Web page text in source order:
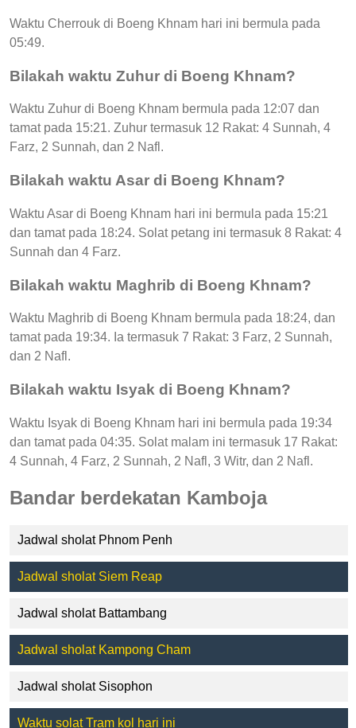
Waktu Cherrouk di Boeng Khnam hari ini bermula pada
05:49.
Bilakah waktu Zuhur di Boeng Khnam?
Waktu Zuhur di Boeng Khnam bermula pada 12:07 dan
tamat pada 15:21. Zuhur termasuk 12 Rakat: 4 Sunnah, 4
Farz, 2 Sunnah, dan 2 Nafl.
Bilakah waktu Asar di Boeng Khnam?
Waktu Asar di Boeng Khnam hari ini bermula pada 15:21
dan tamat pada 18:24. Solat petang ini termasuk 8 Rakat: 4
Sunnah dan 4 Farz.
Bilakah waktu Maghrib di Boeng Khnam?
Waktu Maghrib di Boeng Khnam bermula pada 18:24, dan
tamat pada 19:34. Ia termasuk 7 Rakat: 3 Farz, 2 Sunnah,
dan 2 Nafl.
Bilakah waktu Isyak di Boeng Khnam?
Waktu Isyak di Boeng Khnam hari ini bermula pada 19:34
dan tamat pada 04:35. Solat malam ini termasuk 17 Rakat:
4 Sunnah, 4 Farz, 2 Sunnah, 2 Nafl, 3 Witr, dan 2 Nafl.
Bandar berdekatan Kamboja
Jadwal sholat Phnom Penh
Jadwal sholat Siem Reap
Jadwal sholat Battambang
Jadwal sholat Kampong Cham
Jadwal sholat Sisophon
Waktu solat Tram kol hari ini